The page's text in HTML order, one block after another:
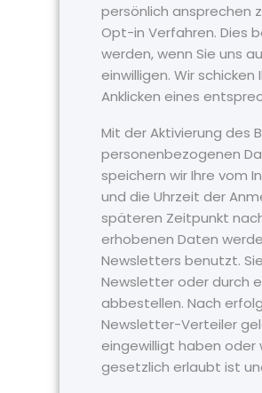
persönlich ansprechen
Opt-in Verfahren. Dies
werden, wenn Sie uns
einwilligen. Wir
Anklicken eines
Mit der Aktivierung des
personenbezogenen
speichern wir Ihre vom
und die Uhrzeit der
späteren Zeitpunkt
erhobenen Daten
Newsletters benutzt.
Newsletter oder durch
abbestellen. Nach
Newsletter-Verteiler
eingewilligt haben oder
gesetzlich erlaubt ist